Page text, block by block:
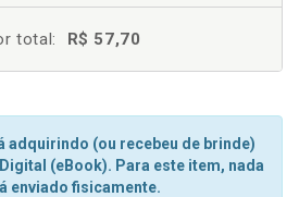
total: R$ 57,70
adquirindo (ou recebeu de brinde)
(eBook). Para este item, nada
enviado fisicamente.